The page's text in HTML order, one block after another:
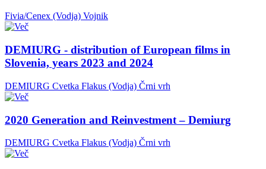
Fivia/Cenex (Vodja) Vojnik
DEMIURG - distribution of European films in
Slovenia, years 2023 and 2024
DEMIURG Cvetka Flakus (Vodja) Črni vrh
2020 Generation and Reinvestment – Demiurg
DEMIURG Cvetka Flakus (Vodja) Črni vrh